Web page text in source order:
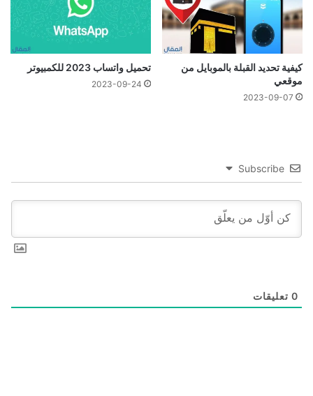
كيفية تحديد القبلة بالموبايل من
موقعي
2023-09-07
تحميل واتساب 2023 للكمبيوتر
2023-09-24
Subscribe
0 تعليقات